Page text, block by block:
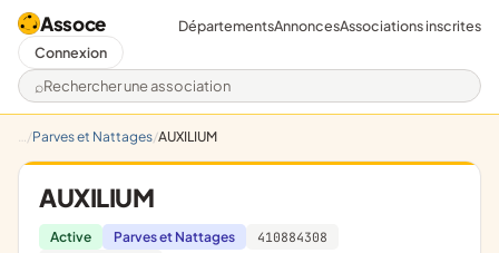
Assoce
Rechercher une association
DépartementsAnnoncesAssociations inscrites
Connexion
Parves et Nattages AUXILIUM
AUXILIUM
Active Parves et Nattages
410884308